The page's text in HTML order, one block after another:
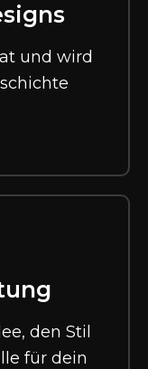
und wird
den Stil
für dein